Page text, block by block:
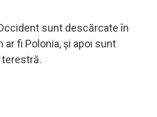
sunt descărcate în
fi Polonia, și apoi sunt